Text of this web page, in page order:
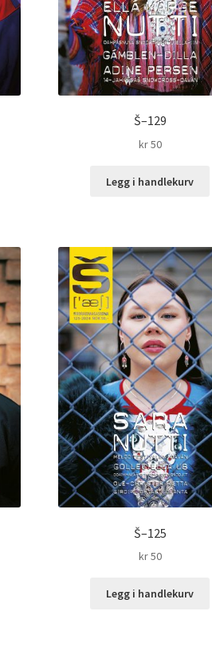
Š–129
kr50
Legg i handlekurv
Š–125
kr50
Legg i handlekurv